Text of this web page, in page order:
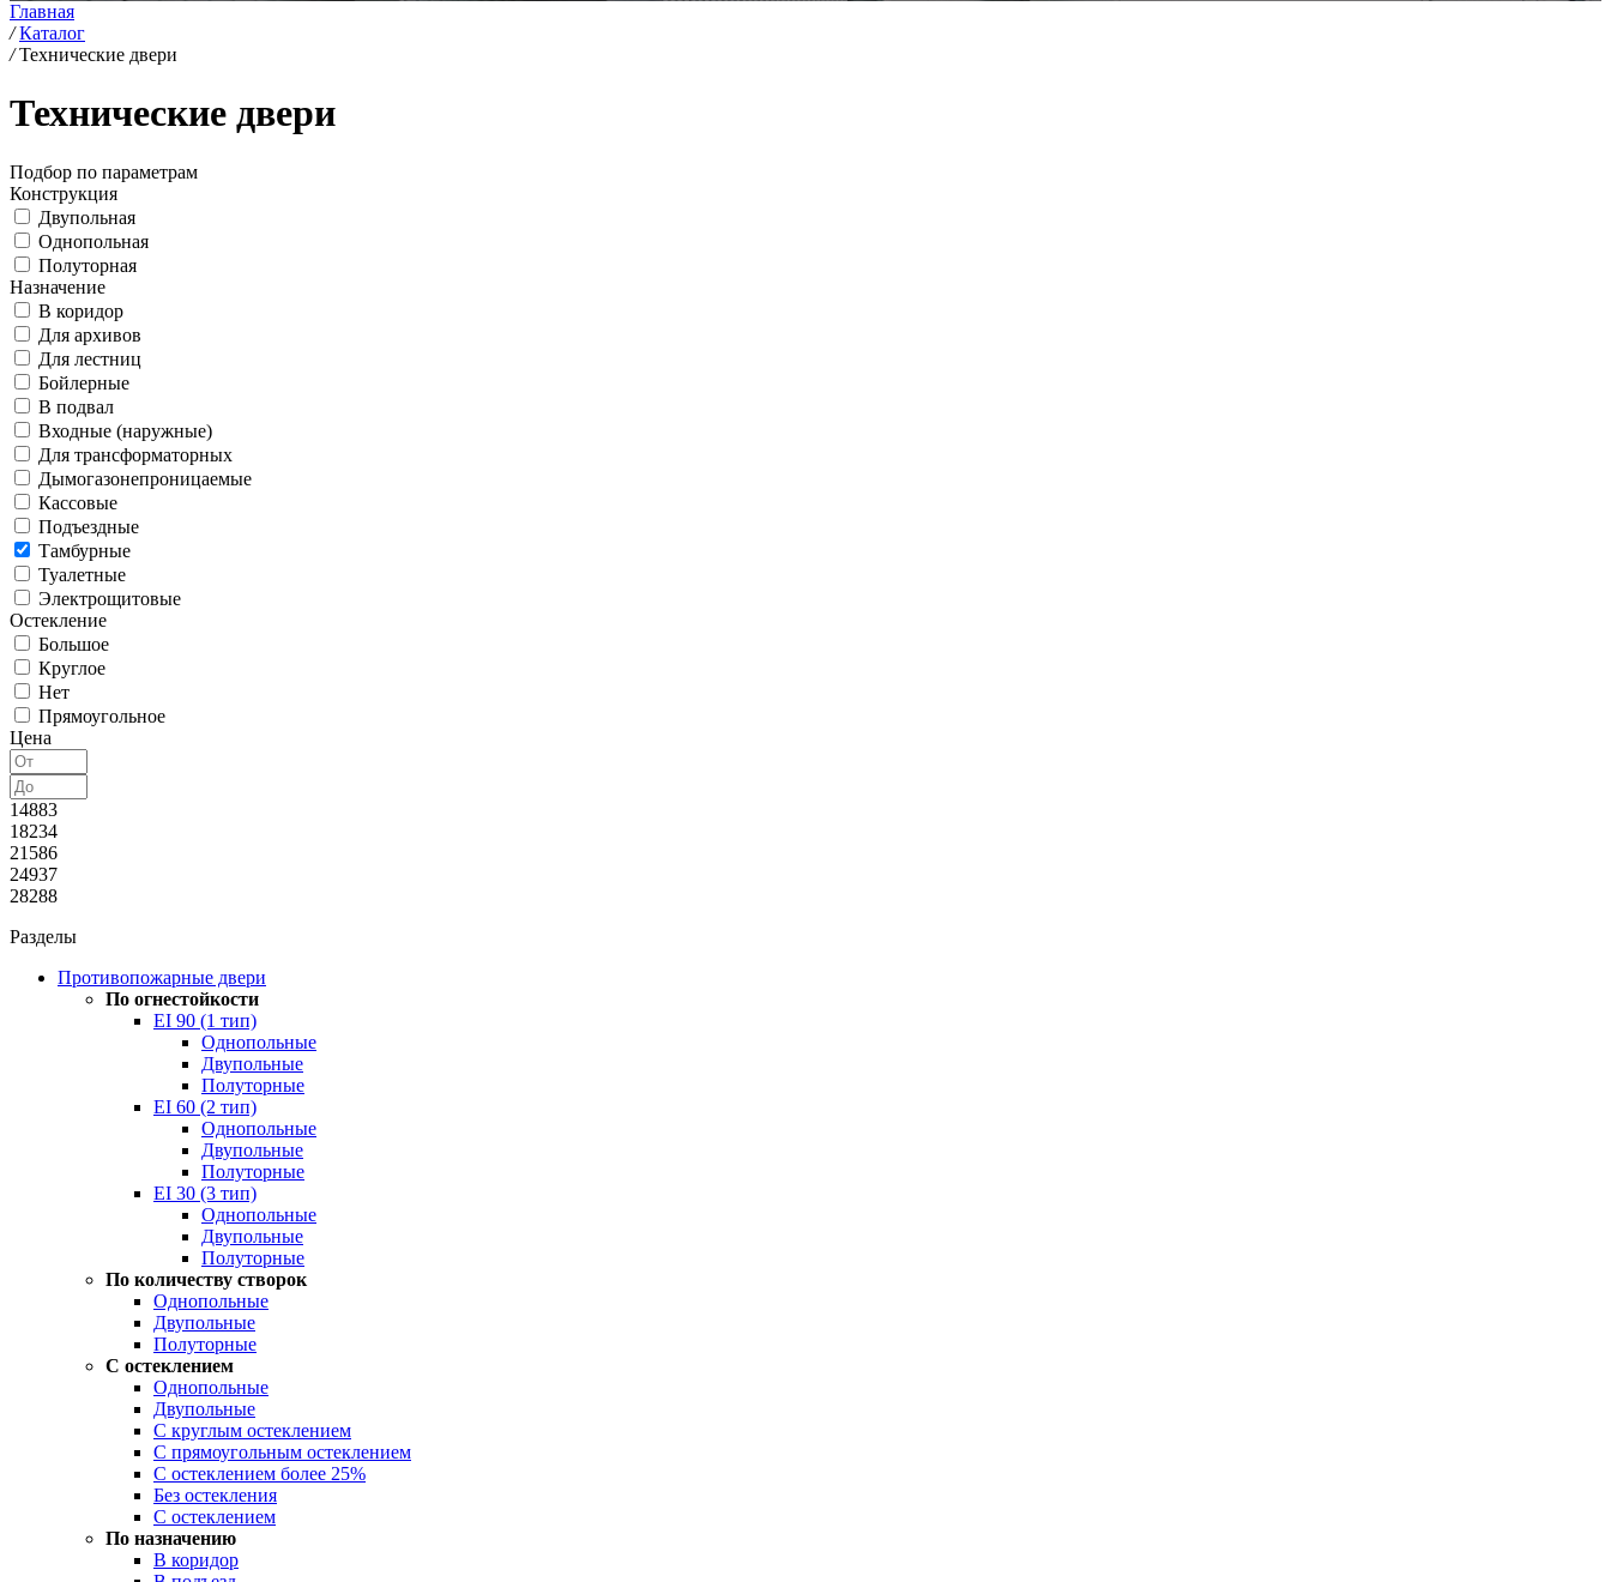
Главная
/ Каталог
/ Технические двери
Технические двери
Подбор по параметрам
Конструкция
Двупольная
Однопольная
Полуторная
Назначение
В коридор
Для архивов
Для лестниц
Бойлерные
В подвал
Входные (наружные)
Для трансформаторных
Дымогазонепроницаемые
Кассовые
Подъездные
Тамбурные
Туалетные
Электрощитовые
Остекление
Большое
Круглое
Нет
Прямоугольное
Цена
14883
18234
21586
24937
28288
Разделы
Противопожарные двери
По огнестойкости
EI 90 (1 тип)
Однопольные
Двупольные
Полуторные
EI 60 (2 тип)
Однопольные
Двупольные
Полуторные
EI 30 (3 тип)
Однопольные
Двупольные
Полуторные
По количеству створок
Однопольные
Двупольные
Полуторные
С остеклением
Однопольные
Двупольные
С круглым остеклением
С прямоугольным остеклением
С остеклением более 25%
Без остекления
С остеклением
По назначению
В коридор